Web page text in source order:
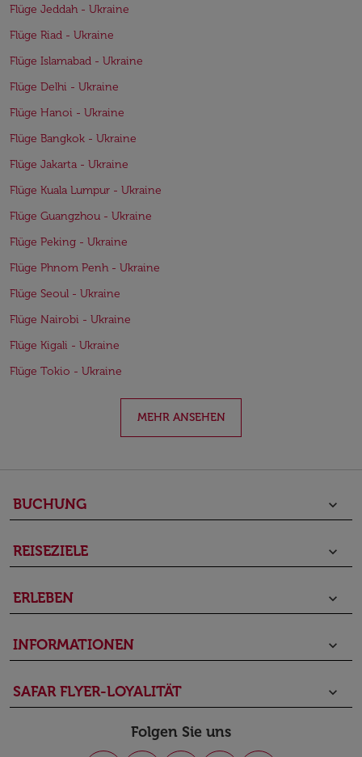
Flüge Jeddah - Ukraine
Flüge Riad - Ukraine
Flüge Islamabad - Ukraine
Flüge Delhi - Ukraine
Flüge Hanoi - Ukraine
Flüge Bangkok - Ukraine
Flüge Jakarta - Ukraine
Flüge Kuala Lumpur - Ukraine
Flüge Guangzhou - Ukraine
Flüge Peking - Ukraine
Flüge Phnom Penh - Ukraine
Flüge Seoul - Ukraine
Flüge Nairobi - Ukraine
Flüge Kigali - Ukraine
Flüge Tokio - Ukraine
MEHR ANSEHEN
BUCHUNG keyboard_arrow_down
REISEZIELE keyboard_arrow_down
ERLEBEN keyboard_arrow_down
INFORMATIONEN keyboard_arrow_down
SAFAR FLYER-LOYALITÄT keyboard_arrow_down
Folgen Sie uns